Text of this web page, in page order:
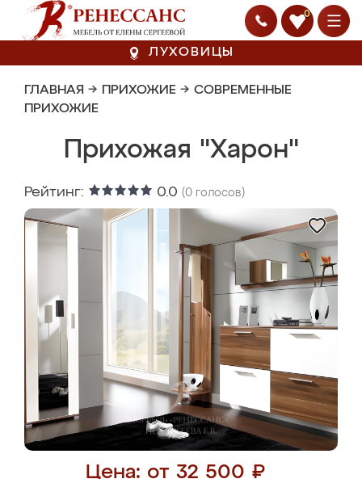
0
ЛУХОВИЦЫ
ГЛАВНАЯ → ПРИХОЖИЕ → СОВРЕМЕННЫЕ
ПРИХОЖИЕ
Прихожая "Харон"
Рейтинг: 0.0 (0 голосов)
Цена: от 32 500 ₽